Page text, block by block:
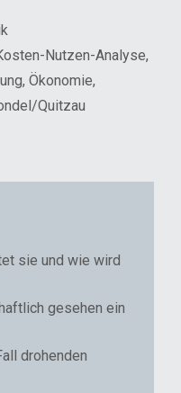
Nutzen-Analyse,
, Ökonomie,
Quitzau
sie und wie wird
gesehen ein
drohenden